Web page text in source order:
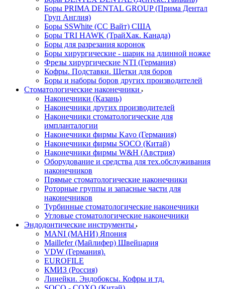
Боры PRIMA DENTAL GROUP (Прима Дентал
Груп Англия)
Боры SSWhite (СС Вайт) США
Боры TRI HAWK (ТрайХак. Канада)
Боры для разрезания коронок
Боры хирургические - шарик на длинной ножке
Фрезы хирургические NTI (Германия)
Кофры. Подставки. Щетки для боров
Боры и наборы боров других производителей
Стоматологические наконечники
Наконечники (Казань)
Наконечники других производителей
Наконечники стоматологические для
импланталогии
Наконечники фирмы Kavo (Германия)
Наконечники фирмы SOCO (Китай)
Наконечники фирмы W&H (Австрия)
Оборудование и средства для тех.обслуживания
наконечников
Прямые стоматологические наконечники
Роторные группы и запасные части для
наконечников
Турбинные стоматологические наконечники
Угловые стоматологические наконечники
Эндодонтические инструменты
MANI (МАНИ) Япония
Maillefer (Майлифер) Швейцария
VDW (Германия).
EUROFILE
КМИЗ (Россия)
Линейки. Эндобоксы. Кофры и тд.